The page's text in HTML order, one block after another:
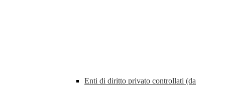
Enti di diritto privato controllati (da